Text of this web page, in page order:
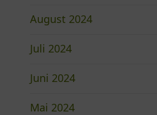
August 2024
Juli 2024
Juni 2024
Mai 2024